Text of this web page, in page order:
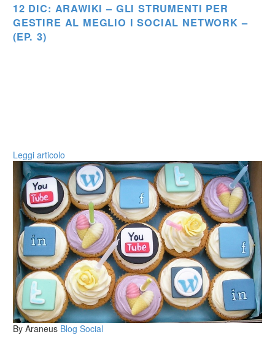
12 DIC: ARAWIKI – GLI STRUMENTI PER
GESTIRE AL MEGLIO I SOCIAL NETWORK –
(EP. 3)
Leggi articolo
By Araneus Blog Social